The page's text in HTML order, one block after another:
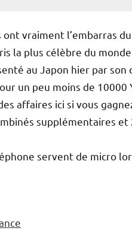
vraiment l’embarras
la plus célèbre du
au Japon hier par
un peu moins de 10000
affaires ici si vous
supplémentaires
servent de micro